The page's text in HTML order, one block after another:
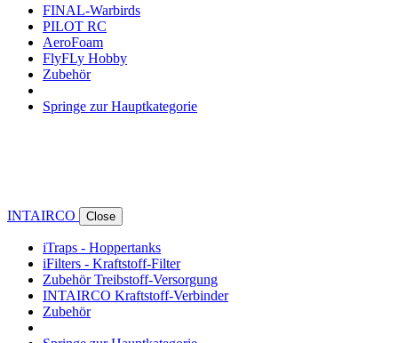
FINAL-Warbirds
PILOT RC
AeroFoam
FlyFLy Hobby
Zubehör
Springe zur Hauptkategorie
INTAIRCO Close
iTraps - Hoppertanks
iFilters - Kraftstoff-Filter
Zubehör Treibstoff-Versorgung
INTAIRCO Kraftstoff-Verbinder
Zubehör